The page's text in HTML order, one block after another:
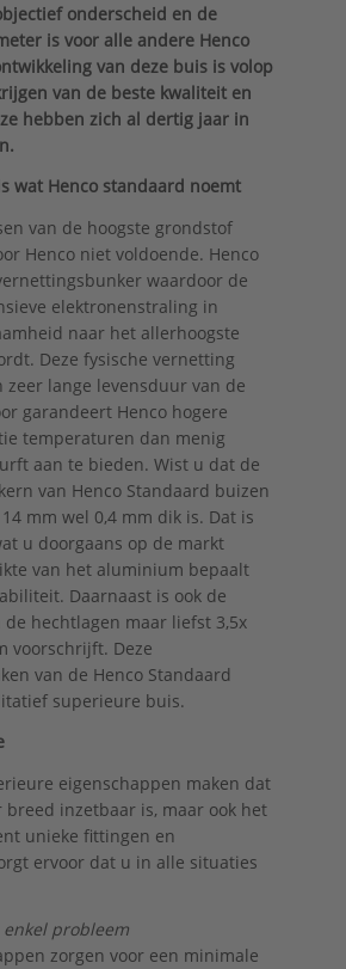
onderscheid en de
is voor alle andere Henco
van deze buis is volop
van de beste kwaliteit en
hebben zich al dertig jaar in
wat Henco standaard noemt
van de hoogste grondstof
Henco niet voldoende. Henco
waardoor de
elektronenstraling in
naar het allerhoogste
Deze fysische vernetting
zeer lange levensduur van de
garandeert Henco hogere
temperaturen dan menig
aan te bieden. Wist u dat de
van Henco Standaard buizen
mm wel 0,4 mm dik is. Dat is
u doorgaans op de markt
van het aluminium bepaalt
Daarnaast is ook de
hechtlagen maar liefst 3,5x
voorschrijft. Deze
van de Henco Standaard
superieure buis.
eigenschappen maken dat
breed inzetbaar is, maar ook het
unieke fittingen en
ervoor dat u in alle situaties
enkel probleem
zorgen voor een minimale